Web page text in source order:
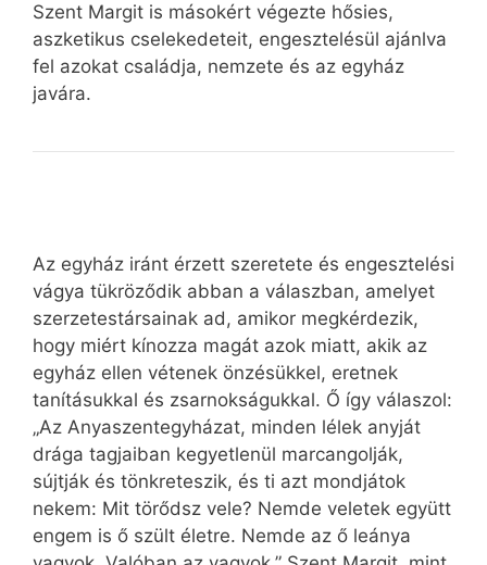
Szent Margit is másokért végezte hősies,
aszketikus cselekedeteit, engesztelésül ajánlva
fel azokat családja, nemzete és az egyház
javára.
Az egyház iránt érzett szeretete és engesztelési
vágya tükröződik abban a válaszban, amelyet
szerzetestársainak ad, amikor megkérdezik,
hogy miért kínozza magát azok miatt, akik az
egyház ellen vétenek önzésükkel, eretnek
tanításukkal és zsarnokságukkal. Ő így válaszol:
„Az Anyaszentegyházat, minden lélek anyját
drága tagjaiban kegyetlenül marcangolják,
sújtják és tönkreteszik, és ti azt mondjátok
nekem: Mit törődsz vele? Nemde veletek együtt
engem is ő szült életre. Nemde az ő leánya